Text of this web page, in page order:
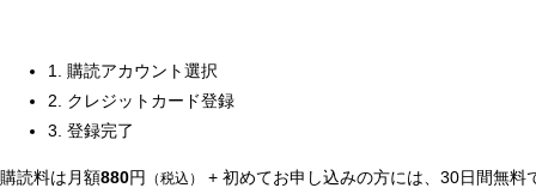
1. 購読アカウント選択
2. クレジットカード登録
3. 登録完了
購読料は月額880円 （税込） + 初めてお申し込みの方には、30日間無料